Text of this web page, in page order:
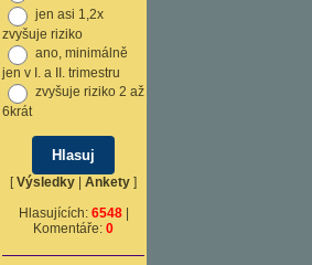
jen asi 1,2x
zvyšuje riziko
ano, minimálně
jen v I. a II. trimestru
zvyšuje riziko 2 až
6krát
[Výsledky | Ankety ]
Hlasujících: 6548|
Komentáře: 0